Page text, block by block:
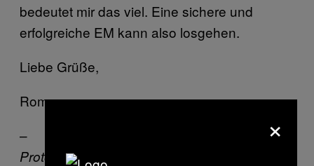
bedeutet mir das viel. Eine sichere und
erfolgreiche EM kann also losgehen.
Liebe Grüße,
Roman.
–
Protokolliert von Benedikt Nießen
×